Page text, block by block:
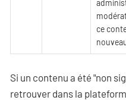
ce
Si un contenu a été "non
retrouver dans la